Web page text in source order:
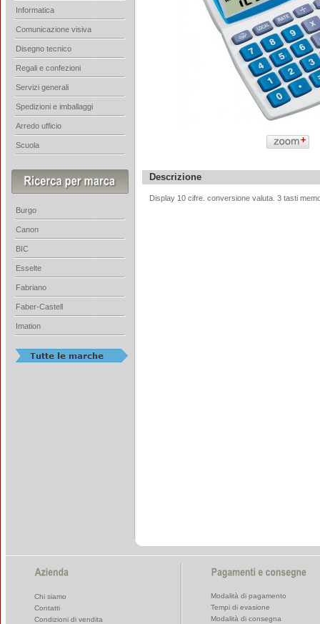
Descrizione
Display 10 cifre. conversione valuta. 3 tasti
Informatica
Comunicazione visiva
Disegno tecnico
Regali e confezioni
Servizi generali
Spedizioni e imballaggi
Arredo ufficio
Scuola
Burgo
Canon
BIC
Esselte
Fabriano
Faber-Castell
Imation
Chi siamo
Contatti
Condizioni di vendita
Modalità di pagamento
Tempi di evasione
Modalità di consegna